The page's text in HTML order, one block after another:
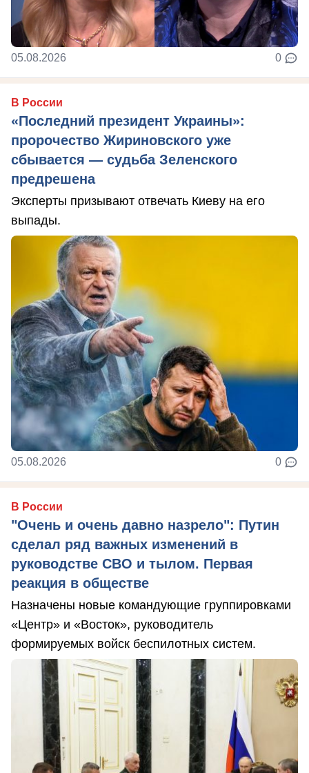
05.08.2026 0
В России
«Последний президент Украины»:
пророчество Жириновского уже
сбывается — судьба Зеленского
предрешена
Эксперты призывают отвечать Киеву на его
выпады.
05.08.2026 0
В России
"Очень и очень давно назрело": Путин
сделал ряд важных изменений в
руководстве СВО и тылом. Первая
реакция в обществе
Назначены новые командующие группировками
«Центр» и «Восток», руководитель
формируемых войск беспилотных систем.